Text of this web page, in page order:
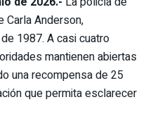
Carla Anderson,
1987. A casi cuatro
mantienen abiertas
una recompensa de 25
que permita esclarecer